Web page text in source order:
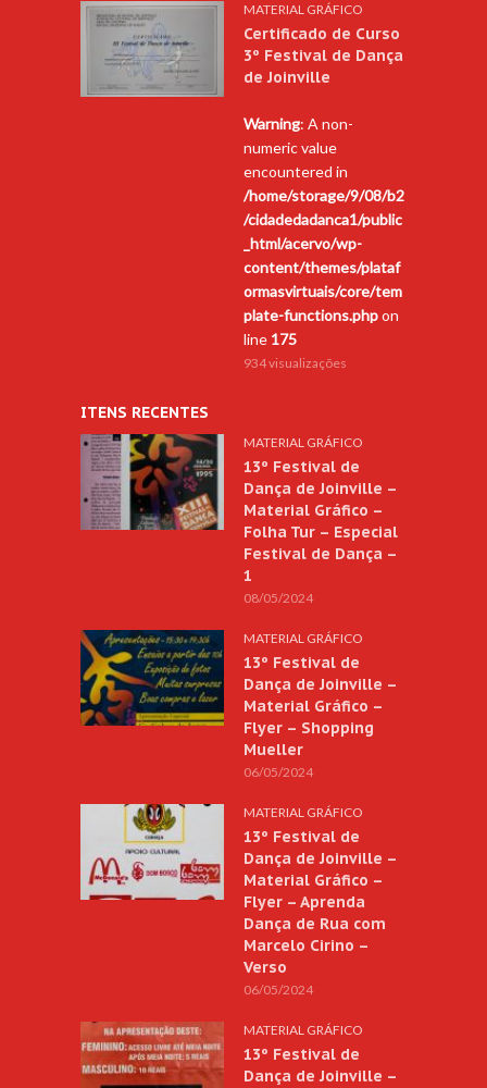
MATERIAL GRÁFICO
Certificado de Curso
3º Festival de Dança
de Joinville
Warning: A non-
numeric value
encountered in
/home/storage/9/08/b2
/cidadedadanca1/public
_html/acervo/wp-
content/themes/plataf
ormasvirtuais/core/tem
plate-functions.phpon
line 175
934 visualizações
ITENS RECENTES
MATERIAL GRÁFICO
13º Festival de
Dança de Joinville –
Material Gráfico –
Folha Tur – Especial
Festival de Dança –
1
08/05/2024
MATERIAL GRÁFICO
13º Festival de
Dança de Joinville –
Material Gráfico –
Flyer – Shopping
Mueller
06/05/2024
MATERIAL GRÁFICO
13º Festival de
Dança de Joinville –
Material Gráfico –
Flyer – Aprenda
Dança de Rua com
Marcelo Cirino –
Verso
06/05/2024
MATERIAL GRÁFICO
13º Festival de
Dança de Joinville –